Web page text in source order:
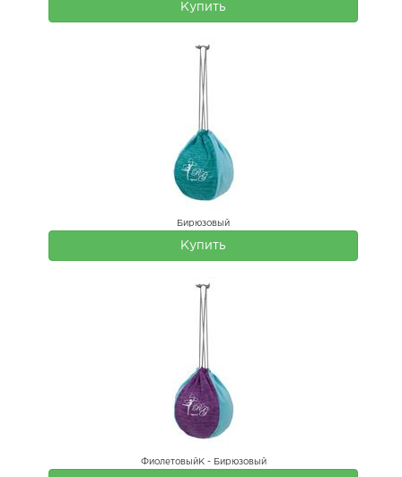
Купить
Бирюзовый
Купить
ФиолетовыйК - Бирюзовый